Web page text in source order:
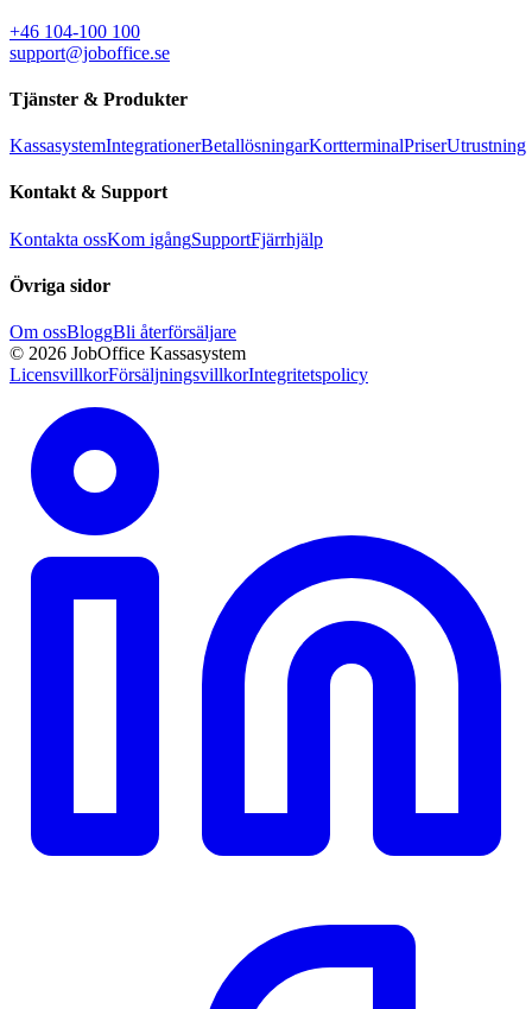
+46 104-100 100
support@joboffice.se
Tjänster & Produkter
KassasystemIntegrationerBetallösningarKortterminalPriserUtrustning
Kontakt & Support
Kontakta ossKom igångSupportFjärrhjälp
Övriga sidor
Om ossBloggBli återförsäljare
© 2026 JobOffice Kassasystem
LicensvillkorFörsäljningsvillkorIntegritetspolicy